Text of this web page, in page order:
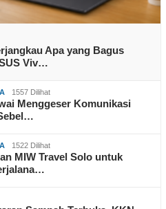
Apa yang Bagus
Viv…
1557 Dilihat
Menggeser Komunikasi
1522 Dilihat
MIW Travel Solo untuk